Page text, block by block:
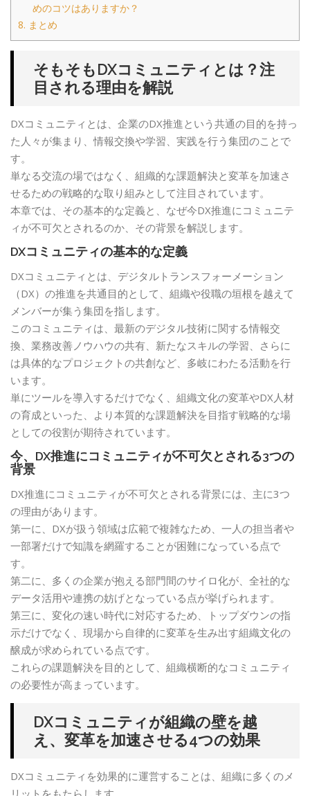
めのコツはありますか？
8. まとめ
そもそもDXコミュニティとは？注
目される理由を解説
DXコミュニティとは、企業のDX推進という共通の目的を持っ
た人々が集まり、情報交換や学習、実践を行う集団のことで
す。
単なる交流の場ではなく、組織的な課題解決と変革を加速さ
せるための戦略的な取り組みとして注目されています。
本章では、その基本的な定義と、なぜ今DX推進にコミュニテ
ィが不可欠とされるのか、その背景を解説します。
DXコミュニティの基本的な定義
DXコミュニティとは、デジタルトランスフォーメーション
（DX）の推進を共通目的として、組織や役職の垣根を越えて
メンバーが集う集団を指します。
このコミュニティは、最新のデジタル技術に関する情報交
換、業務改善ノウハウの共有、新たなスキルの学習、さらに
は具体的なプロジェクトの共創など、多岐にわたる活動を行
います。
単にツールを導入するだけでなく、組織文化の変革やDX人材
の育成といった、より本質的な課題解決を目指す戦略的な場
としての役割が期待されています。
今、DX推進にコミュニティが不可欠とされる3つの
背景
DX推進にコミュニティが不可欠とされる背景には、主に3つ
の理由があります。
第一に、DXが扱う領域は広範で複雑なため、一人の担当者や
一部署だけで知識を網羅することが困難になっている点で
す。
第二に、多くの企業が抱える部門間のサイロ化が、全社的な
データ活用や連携の妨げとなっている点が挙げられます。
第三に、変化の速い時代に対応するため、トップダウンの指
示だけでなく、現場から自律的に変革を生み出す組織文化の
醸成が求められている点です。
これらの課題解決を目的として、組織横断的なコミュニティ
の必要性が高まっています。
DXコミュニティが組織の壁を越
え、変革を加速させる4つの効果
DXコミュニティを効果的に運営することは、組織に多くのメ
リットをもたらします。